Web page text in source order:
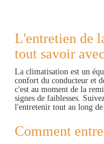
L'entretien de
tout savoir
La climatisation est un
confort du conducteur et
c'est au moment de la
signes de faiblesses.
l'entretenir tout au long de
Comment